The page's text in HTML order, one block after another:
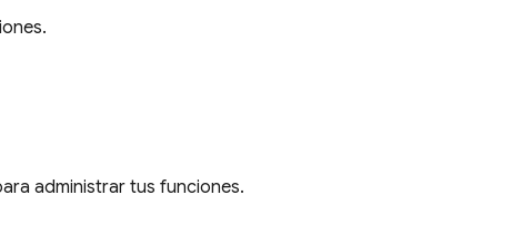
administrar tus funciones.